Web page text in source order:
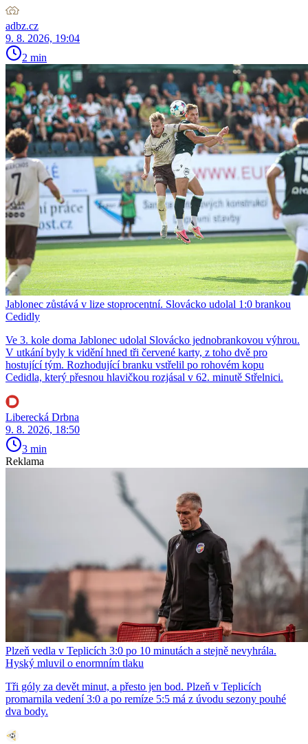
adbz.cz
9. 8. 2026, 19:04
2 min
Jablonec zůstává v lize stoprocentní. Slovácko udolal 1:0 brankou
Cedidly
Ve 3. kole doma Jablonec udolal Slovácko jednobrankovou výhrou.
V utkání byly k vidění hned tři červené karty, z toho dvě pro
hostující tým. Rozhodující branku vstřelil po rohovém kopu
Cedidla, který přesnou hlavičkou rozjásal v 62. minutě Střelnici.
Liberecká Drbna
9. 8. 2026, 18:50
3 min
Reklama
Plzeň vedla v Teplicích 3:0 po 10 minutách a stejně nevyhrála.
Hyský mluvil o enormním tlaku
Tři góly za devět minut, a přesto jen bod. Plzeň v Teplicích
promarnila vedení 3:0 a po remíze 5:5 má z úvodu sezony pouhé
dva body.